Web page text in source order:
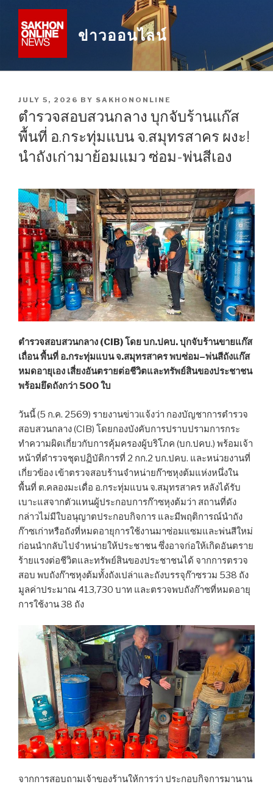
content
ข่าวออนไลน์
POSTED
ON
JULY 5, 2026 BY SAKHONONLINE
ตำรวจสอบสวนกลาง บุกจับร้านแก๊ส
พื้นที่ อ.กระทุ่มแบน จ.สมุทรสาคร ผงะ!
นำถังเก่ามาย้อมแมว ซ่อม-พ่นสีเอง
ตำรวจสอบสวนกลาง (CIB) โดย บก.ปคบ. บุกจับร้านขายแก๊ส
เถื่อน พื้นที่ อ.กระทุ่มแบน จ.สมุทรสาคร พบซ่อม–พ่นสีถังแก๊ส
หมดอายุเอง เสี่ยงอันตรายต่อชีวิตและทรัพย์สินของประชาชน
พร้อมยึดถังกว่า 500 ใบ
วันนี้ (5 ก.ค. 2569) รายงานข่าวแจ้งว่า กองบัญชาการตำรวจ
สอบสวนกลาง (CIB) โดยกองบังคับการปราบปรามการกระ
ทำความผิดเกี่ยวกับการคุ้มครองผู้บริโภค (บก.ปคบ.) พร้อมเจ้า
หน้าที่ตำรวจชุดปฏิบัติการที่ 2 กก.2 บก.ปคบ. และหน่วยงานที่
เกี่ยวข้อง เข้าตรวจสอบร้านจำหน่ายก๊าซหุงต้มแห่งหนึ่งใน
พื้นที่ ต.คลองมะเดื่อ อ.กระทุ่มแบน จ.สมุทรสาคร หลังได้รับ
เบาะแสจากตัวแทนผู้ประกอบการก๊าซหุงต้มว่า สถานที่ดัง
กล่าวไม่มีใบอนุญาตประกอบกิจการ และมีพฤติการณ์นำถัง
ก๊าซเก่าหรือถังที่หมดอายุการใช้งานมาซ่อมแซมและพ่นสีใหม่
ก่อนนำกลับไปจำหน่ายให้ประชาชน ซึ่งอาจก่อให้เกิดอันตราย
ร้ายแรงต่อชีวิตและทรัพย์สินของประชาชนได้ จากการตรวจ
สอบ พบถังก๊าซหุงต้มทั้งถังเปล่าและถังบรรจุก๊าซรวม 538 ถัง
มูลค่าประมาณ 413,730 บาท และตรวจพบถังก๊าซที่หมดอายุ
การใช้งาน 38 ถัง
จากการสอบถามเจ้าของร้านให้การว่า ประกอบกิจการมานาน